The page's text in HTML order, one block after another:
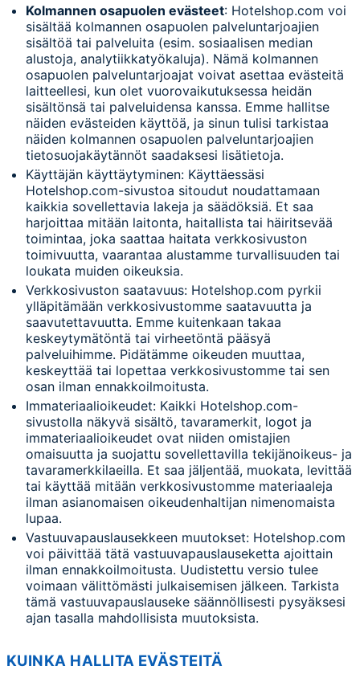
Kolmannen osapuolen evästeet: Hotelshop.com voi
sisältää kolmannen osapuolen palveluntarjoajien
sisältöä tai palveluita (esim. sosiaalisen median
alustoja, analytiikkatyökaluja). Nämä kolmannen
osapuolen palveluntarjoajat voivat asettaa evästeitä
laitteellesi, kun olet vuorovaikutuksessa heidän
sisältönsä tai palveluidensa kanssa. Emme hallitse
näiden evästeiden käyttöä, ja sinun tulisi tarkistaa
näiden kolmannen osapuolen palveluntarjoajien
tietosuojakäytännöt saadaksesi lisätietoja.
Käyttäjän käyttäytyminen: Käyttäessäsi
Hotelshop.com-sivustoa sitoudut noudattamaan
kaikkia sovellettavia lakeja ja säädöksiä. Et saa
harjoittaa mitään laitonta, haitallista tai häiritsevää
toimintaa, joka saattaa haitata verkkosivuston
toimivuutta, vaarantaa alustamme turvallisuuden tai
loukata muiden oikeuksia.
Verkkosivuston saatavuus: Hotelshop.com pyrkii
ylläpitämään verkkosivustomme saatavuutta ja
saavutettavuutta. Emme kuitenkaan takaa
keskeytymätöntä tai virheetöntä pääsyä
palveluihimme. Pidätämme oikeuden muuttaa,
keskeyttää tai lopettaa verkkosivustomme tai sen
osan ilman ennakkoilmoitusta.
Immateriaalioikeudet: Kaikki Hotelshop.com-
sivustolla näkyvä sisältö, tavaramerkit, logot ja
immateriaalioikeudet ovat niiden omistajien
omaisuutta ja suojattu sovellettavilla tekijänoikeus- ja
tavaramerkkilaeilla. Et saa jäljentää, muokata, levittää
tai käyttää mitään verkkosivustomme materiaaleja
ilman asianomaisen oikeudenhaltijan nimenomaista
lupaa.
Vastuuvapauslausekkeen muutokset: Hotelshop.com
voi päivittää tätä vastuuvapauslauseketta ajoittain
ilman ennakkoilmoitusta. Uudistettu versio tulee
voimaan välittömästi julkaisemisen jälkeen. Tarkista
tämä vastuuvapauslauseke säännöllisesti pysyäksesi
ajan tasalla mahdollisista muutoksista.
KUINKA HALLITA EVÄSTEITÄ